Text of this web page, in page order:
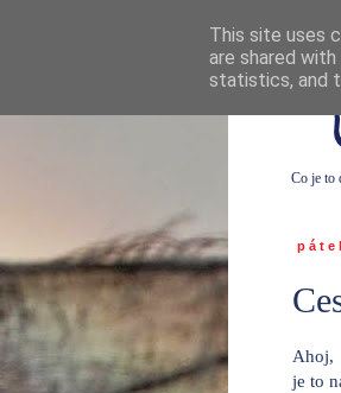
Co je to
Ahoj,
je to
This site uses
are shared
statistics, and